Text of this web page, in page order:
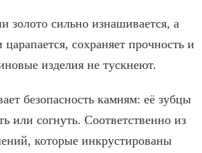
золото сильно изнашивается, а
сохраняет прочность и
изделия не тускнеют.
безопасность камням: её зубцы
или согнуть. Соответственно из
которые инкрустированы